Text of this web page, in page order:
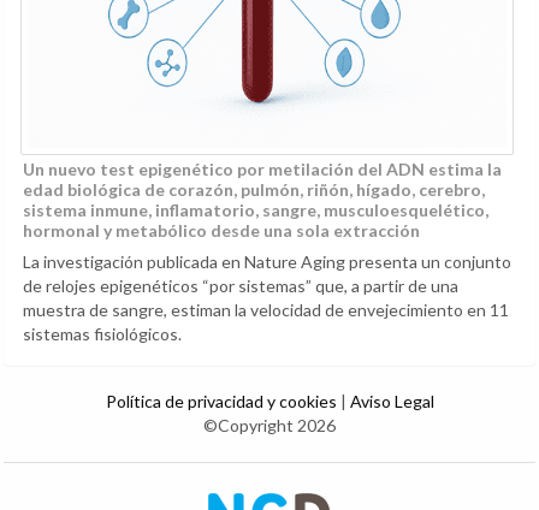
Un nuevo test epigenético por metilación del ADN estima la
edad biológica de corazón, pulmón, riñón, hígado, cerebro,
sistema inmune, inflamatorio, sangre, musculoesquelético,
hormonal y metabólico desde una sola extracción
La investigación publicada en Nature Aging presenta un conjunto
de relojes epigenéticos “por sistemas” que, a partir de una
muestra de sangre, estiman la velocidad de envejecimiento en 11
sistemas fisiológicos.
Política de privacidad y cookies | Aviso Legal
©Copyright 2026